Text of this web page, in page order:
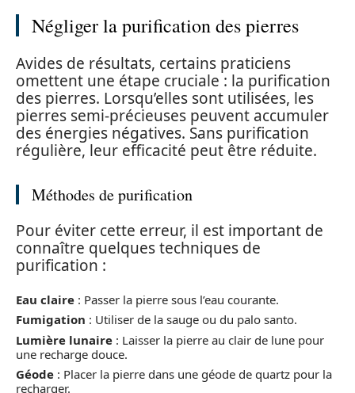
Négliger la purification des pierres
Avides de résultats, certains praticiens
omettent une étape cruciale : la purification
des pierres. Lorsqu’elles sont utilisées, les
pierres semi-précieuses peuvent accumuler
des énergies négatives. Sans purification
régulière, leur efficacité peut être réduite.
Méthodes de purification
Pour éviter cette erreur, il est important de
connaître quelques techniques de
purification :
Eau claire : Passer la pierre sous l’eau courante.
Fumigation : Utiliser de la sauge ou du palo santo.
Lumière lunaire : Laisser la pierre au clair de lune pour
une recharge douce.
Géode : Placer la pierre dans une géode de quartz pour la
recharger.